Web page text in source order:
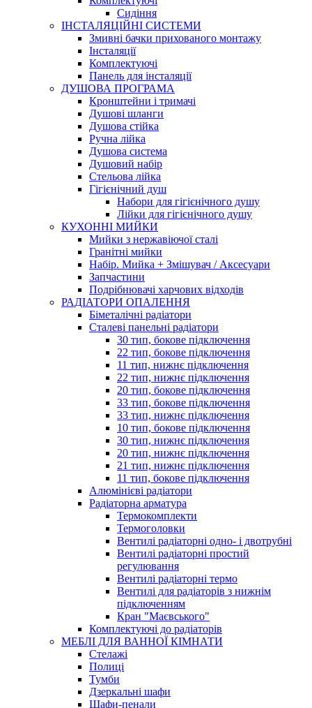
Сидіння
ІНСТАЛЯЦІЙНІ СИСТЕМИ
Змивні бачки прихованого монтажу
Інсталяції
Комплектуючі
Панель для інсталяції
ДУШОВА ПРОГРАМА
Кронштейни і тримачі
Душові шланги
Душова стійка
Ручна лійка
Душова система
Душовий набір
Стельова лійка
Гігієнічний душ
Набори для гігієнічного душу
Лійки для гігієнічного душу
КУХОННІ МИЙКИ
Мийки з нержавіючої сталі
Гранітні мийки
Набір. Мийка + Змішувач / Аксесуари
Запчастини
Подрібнювачі харчових відходів
РАДІАТОРИ ОПАЛЕННЯ
Біметалічні радіатори
Сталеві панельні радіатори
30 тип, бокове підключення
22 тип, бокове підключення
11 тип, нижнє підключення
22 тип, нижнє підключення
20 тип, бокове підключення
33 тип, бокове підключення
33 тип, нижнє підключення
10 тип, бокове підключення
30 тип, нижнє підключення
20 тип, нижнє підключення
21 тип, нижнє підключення
11 тип, бокове підключення
Алюмінієві радіатори
Радіаторна арматура
Термокомплекти
Термоголовки
Вентилі радіаторні одно- і двотрубні
Вентилі радіаторні простий
регулювання
Вентилі радіаторні термо
Вентилі для радіаторів з нижнім
підключенням
Кран "Маєвського"
Комплектуючі до радіаторів
МЕБЛІ ДЛЯ ВАННОЇ КІМНАТИ
Стелажі
Полиці
Тумби
Дзеркальні шафи
Шафи-пенали